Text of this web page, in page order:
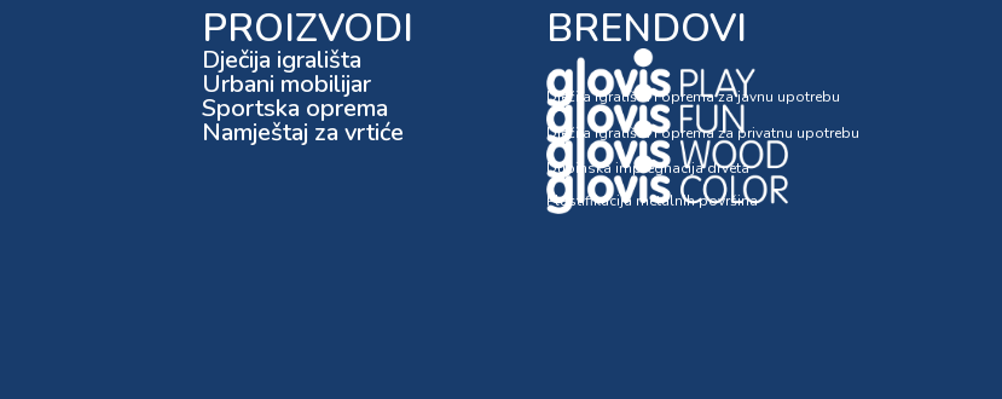
PROIZVODI
Dječija igrališta
Urbani mobilijar
Sportska oprema
Namještaj za vrtiće
BRENDOVI
Dječija igrališta i oprema za javnu upotrebu
Dječija igrališta i oprema za privatnu upotrebu
Dubinska impregnacija drveta
Plastifikacija metalnih površina